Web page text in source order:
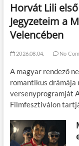
Horvát Lili
Jegyzeteim a
Velencében
2026.08.04. No
A magyar rendező
romantikus
versenyprogramját
Filmfesztiválon